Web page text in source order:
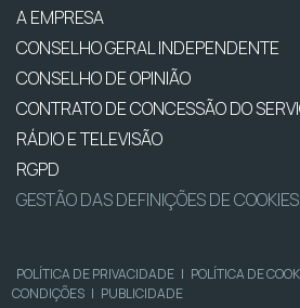
A EMPRESA
CONSELHO GERAL INDEPENDENTE
CONSELHO DE OPINIÃO
CONTRATO DE CONCESSÃO DO
RÁDIO E TELEVISÃO
RGPD
GESTÃO DAS DEFINIÇÕES DE COOKIES
POLÍTICA DE PRIVACIDADE | POLÍTICA DE
CONDIÇÕES | PUBLICIDADE